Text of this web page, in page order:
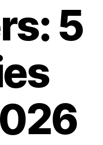
5